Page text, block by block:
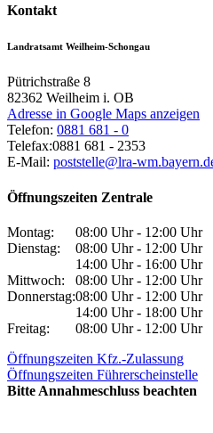
Kontakt
Landratsamt Weilheim-Schongau
Pütrichstraße 8
82362 Weilheim i. OB
Adresse in Google Maps anzeigen
Telefon: 0881 681 - 0
Telefax:0881 681 - 2353
E-Mail: poststelle@lra-
Öffnungszeiten Zentrale
Montag:
08:00 Uhr - 12:00 Uhr
Dienstag:
08:00 Uhr - 12:00 Uhr
14:00 Uhr - 16:00 Uhr
Mittwoch:
08:00 Uhr - 12:00 Uhr
Donnerstag:08:00 Uhr - 12:00 Uhr
14:00 Uhr - 18:00 Uhr
Freitag:
08:00 Uhr - 12:00 Uhr
Öffnungszeiten Kfz.-Zulassung
Öffnungszeiten Führerscheinstelle
Bitte Annahmeschluss beachten